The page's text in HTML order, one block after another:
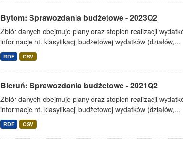
Bytom: Sprawozdania budżetowe - 2023Q2
Zbiór danych obejmuje plany oraz stopień realizacji
informacje nt. klasyfikacji budżetowej wydatków (działów,...
RDF CSV
Bieruń: Sprawozdania budżetowe - 2021Q2
Zbiór danych obejmuje plany oraz stopień realizacji
informacje nt. klasyfikacji budżetowej wydatków (działów,...
RDF CSV